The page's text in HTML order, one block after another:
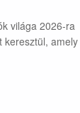
világa 2026-ra
keresztül, amely